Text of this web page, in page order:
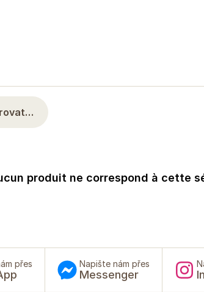
produit ne correspond à cette
přes Napište nám přes
Messenger